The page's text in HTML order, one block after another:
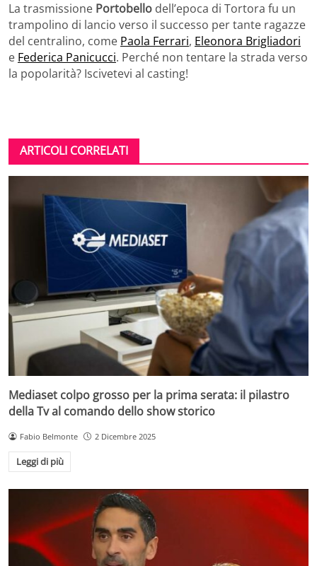
La trasmissione Portobello dell’epoca di Tortora fu un
trampolino di lancio verso il successo per tante ragazze
del centralino, come Paola Ferrari, Eleonora Brigliadori
e Federica Panicucci. Perché non tentare la strada verso
la popolarità? Iscivetevi al casting!
ARTICOLI CORRELATI
Mediaset colpo grosso per la prima serata: il pilastro
della Tv al comando dello show storico
Fabio Belmonte 2 Dicembre 2025
Leggi di più